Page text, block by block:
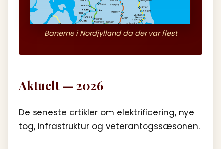
Banerne i Nordjylland da der var flest
Aktuelt — 2026
De seneste artikler om elektrificering, nye
tog, infrastruktur og veterantogssæsonen.